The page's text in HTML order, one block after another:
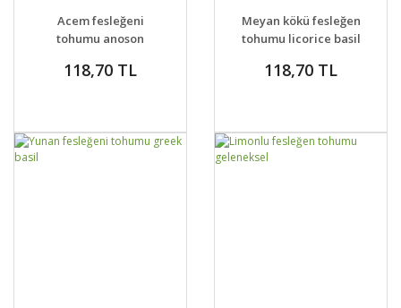
DETAYLAR SEPETE EKLE
Acem fesleğeni
tohumu anoson
118,70 TL
DETAYLAR SEPETE EKLE
Meyan kökü fesleğen
tohumu licorice basil
118,70 TL